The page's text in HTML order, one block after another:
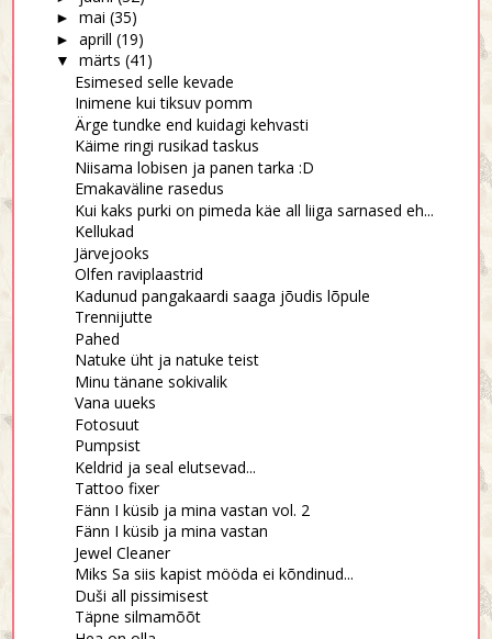
► mai (35)
► aprill (19)
▼ märts (41)
Esimesed selle kevade
Inimene kui tiksuv pomm
Ärge tundke end kuidagi kehvasti
Käime ringi rusikad taskus
Niisama lobisen ja panen tarka :D
Emakaväline rasedus
Kui kaks purki on pimeda käe all liiga sarnased eh...
Kellukad
Järvejooks
Olfen raviplaastrid
Kadunud pangakaardi saaga jõudis lõpule
Trennijutte
Pahed
Natuke üht ja natuke teist
Minu tänane sokivalik
Vana uueks
Fotosuut
Pumpsist
Keldrid ja seal elutsevad...
Tattoo fixer
Fänn I küsib ja mina vastan vol. 2
Fänn I küsib ja mina vastan
Jewel Cleaner
Miks Sa siis kapist mööda ei kõndinud...
Duši all pissimisest
Täpne silmamõõt